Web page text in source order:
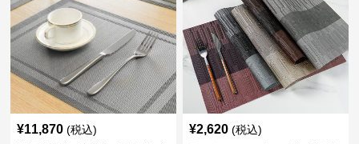
¥11,870 (税込) ¥2,620 (税込)